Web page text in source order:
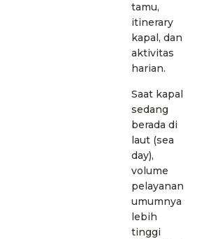
tamu,
itinerary
kapal, dan
aktivitas
harian.
Saat kapal
sedang
berada di
laut (sea
day),
volume
pelayanan
umumnya
lebih
tinggi